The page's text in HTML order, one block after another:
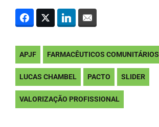
APJF FARMACÊUTICOS COMUNITÁRIOS
LUCAS CHAMBEL PACTO SLIDER
VALORIZAÇÃO PROFISSIONAL